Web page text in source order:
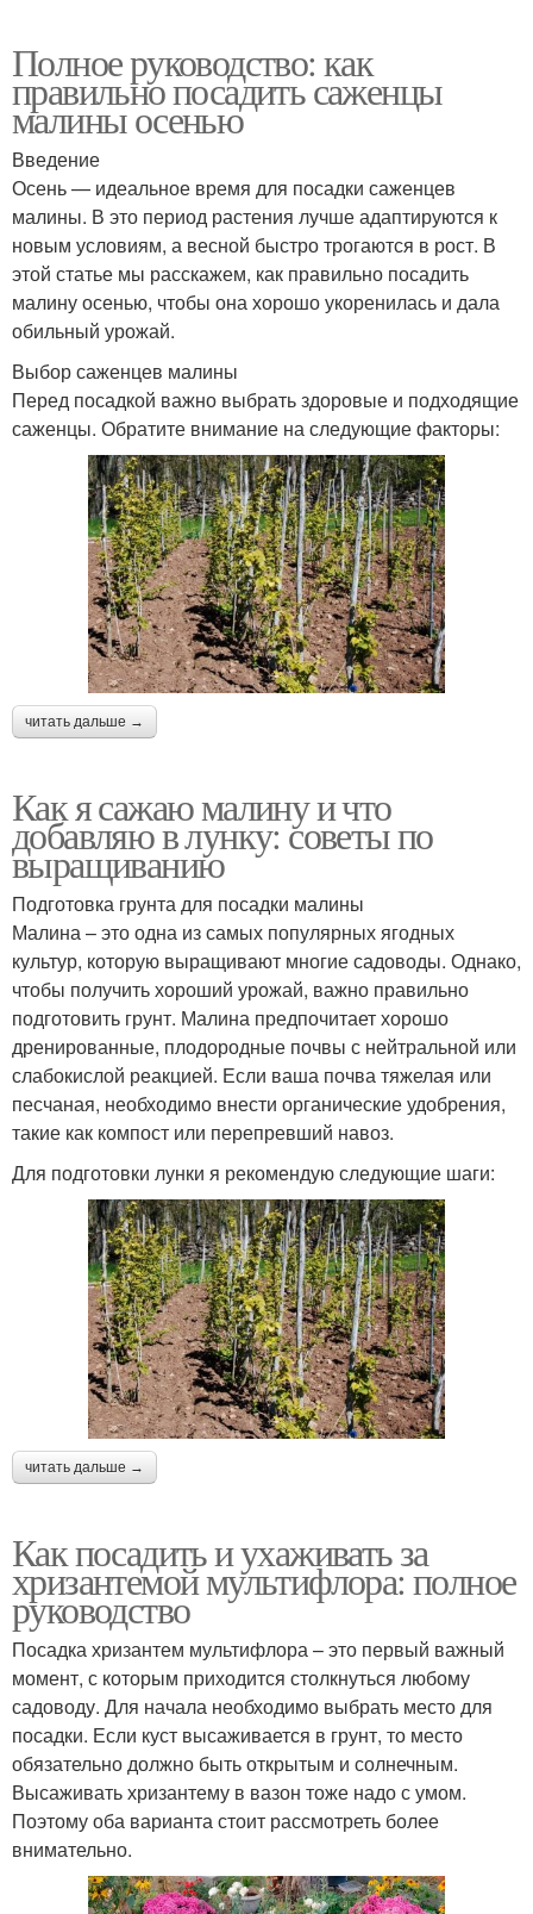
Полное руководство: как
правильно посадить саженцы
малины осенью
Введение
Осень — идеальное время для посадки саженцев
малины. В это период растения лучше адаптируются к
новым условиям, а весной быстро трогаются в рост. В
этой статье мы расскажем, как правильно посадить
малину осенью, чтобы она хорошо укоренилась и дала
обильный урожай.
Выбор саженцев малины
Перед посадкой важно выбрать здоровые и подходящие
саженцы. Обратите внимание на следующие факторы:
читать дальше →
Как я сажаю малину и что
добавляю в лунку: советы по
выращиванию
Подготовка грунта для посадки малины
Малина – это одна из самых популярных ягодных
культур, которую выращивают многие садоводы. Однако,
чтобы получить хороший урожай, важно правильно
подготовить грунт. Малина предпочитает хорошо
дренированные, плодородные почвы с нейтральной или
слабокислой реакцией. Если ваша почва тяжелая или
песчаная, необходимо внести органические удобрения,
такие как компост или перепревший навоз.
Для подготовки лунки я рекомендую следующие шаги:
читать дальше →
Как посадить и ухаживать за
хризантемой мультифлора: полное
руководство
Посадка хризантем мультифлора – это первый важный
момент, с которым приходится столкнуться любому
садоводу. Для начала необходимо выбрать место для
посадки. Если куст высаживается в грунт, то место
обязательно должно быть открытым и солнечным.
Высаживать хризантему в вазон тоже надо с умом.
Поэтому оба варианта стоит рассмотреть более
внимательно.